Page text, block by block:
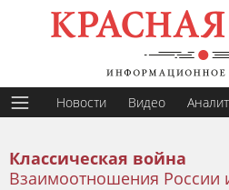
Новости Видео
Классическая война
Взаимоотношения России